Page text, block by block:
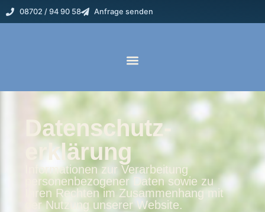
08702 / 94 90 58 Anfrage senden
Datenschutz­
erklärung
Informationen zur Verarbeitung
personenbezogener Daten sowie zu
Ihren Rechten im Zusammenhang mit
der Nutzung unserer Website.